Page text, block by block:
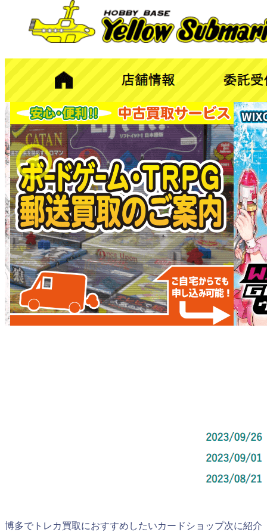
博多でトレカ買取におすすめしたいカードショップ次に紹介